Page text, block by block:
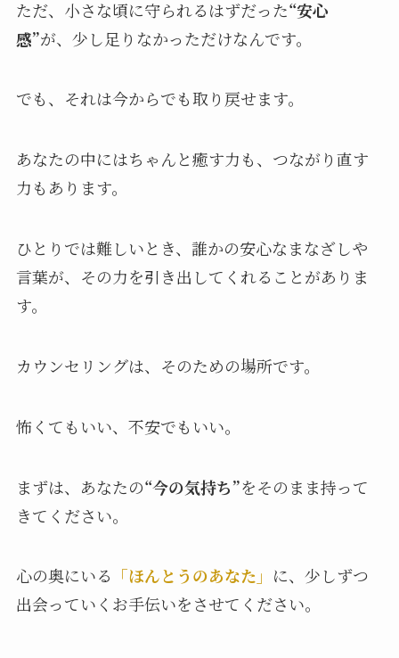
ただ、小さな頃に守られるはずだった“安心
感”が、少し足りなかっただけなんです。
でも、それは今からでも取り戻せます。
あなたの中にはちゃんと癒す力も、つながり直す
力もあります。
ひとりでは難しいとき、誰かの安心なまなざしや
言葉が、その力を引き出してくれることがありま
す。
カウンセリングは、そのための場所です。
怖くてもいい、不安でもいい。
まずは、あなたの“今の気持ち”をそのまま持って
きてください。
心の奥にいる 「ほんとうのあなた」 に、少しずつ
出会っていくお手伝いをさせてください。